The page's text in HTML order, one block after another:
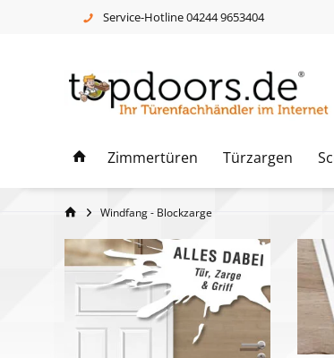
Service-Hotline 04244 9653404
Zimmertüren Türzargen
Windfang - Blockzarge